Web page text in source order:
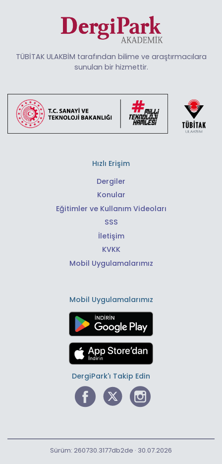
TÜBİTAK ULAKBİM tarafından bilime ve araştırmacılara
sunulan bir hizmettir.
Hızlı Erişim
Dergiler
Konular
Eğitimler ve Kullanım Videoları
SSS
İletişim
KVKK
Mobil Uygulamalarımız
Mobil Uygulamalarımız
DergiPark'ı Takip Edin
Sürüm: 260730.3177db2de · 30.07.2026